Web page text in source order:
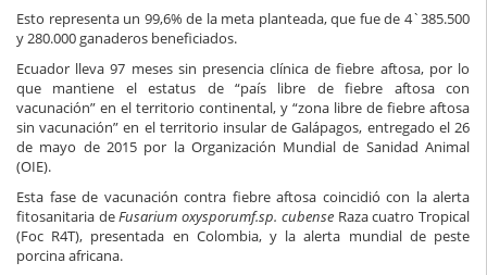
Esto representa un 99,6% de la meta planteada, que fue de 4`385.500
y 280.000 ganaderos beneficiados.
Ecuador lleva 97 meses sin presencia clínica de fiebre aftosa, por lo
que mantiene el estatus de “país libre de fiebre aftosa con
vacunación” en el territorio continental, y “zona libre de fiebre aftosa
sin vacunación” en el territorio insular de Galápagos, entregado el 26
de mayo de 2015 por la Organización Mundial de Sanidad Animal
(OIE).
Esta fase de vacunación contra fiebre aftosa coincidió con la alerta
fitosanitaria deFusarium oxysporumf.sp. cubenseRaza cuatro Tropical
(Foc R4T), presentada en Colombia, y la alerta mundial de peste
porcina africana.